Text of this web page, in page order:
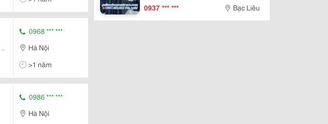
0968 *** ***
Hà Nội
>1 năm
0986 *** ***
Hà Nội
0937 *** *** Bạc Liêu